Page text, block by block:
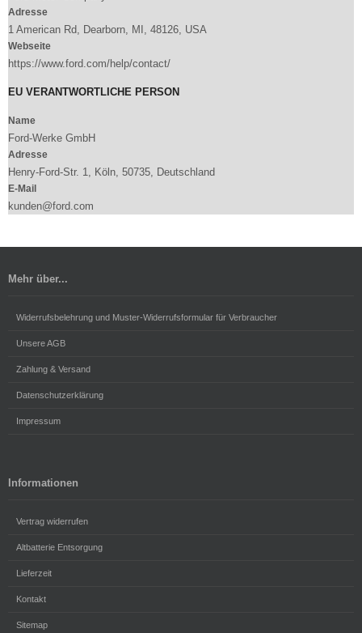
Adresse
1 American Rd, Dearborn, MI, 48126, USA
Webseite
https://www.ford.com/help/contact/
EU VERANTWORTLICHE PERSON
Name
Ford-Werke GmbH
Adresse
Henry-Ford-Str. 1, Köln, 50735, Deutschland
E-Mail
kunden@ford.com
Mehr über...
Widerrufsbelehrung und Muster-Widerrufsformular für Verbraucher
Unsere AGB
Zahlung & Versand
Datenschutzerklärung
Impressum
Informationen
Vertrag widerrufen
Altbatterie Entsorgung
Lieferzeit
Kontakt
Sitemap